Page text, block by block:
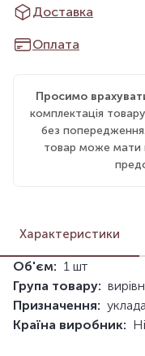
Доставка
Оплата
Просимо
комплектація
без
товар може мати
Характеристики
Об'єм: 1 шт
Група товару:
Призначення:
Країна виробник: